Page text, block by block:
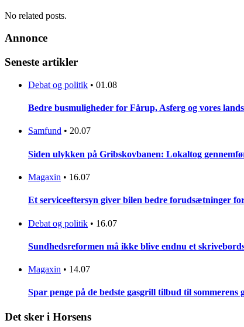
No related posts.
Annonce
Seneste artikler
Debat og politik • 01.08
Bedre busmuligheder for Fårup, Asferg og vores
Samfund • 20.07
Siden ulykken på Gribskovbanen: Lokaltog
Magaxin • 16.07
Et serviceeftersyn giver bilen bedre forudsætninger
Debat og politik • 16.07
Sundhedsreformen må ikke blive endnu et
Magaxin • 14.07
Spar penge på de bedste gasgrill tilbud til sommerens
Det sker i Horsens